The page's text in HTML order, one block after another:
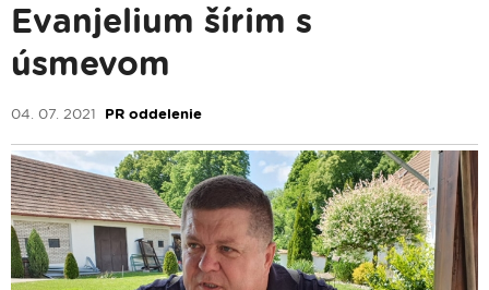
Evanjelium šírim s
úsmevom
04. 07. 2021 PR oddelenie